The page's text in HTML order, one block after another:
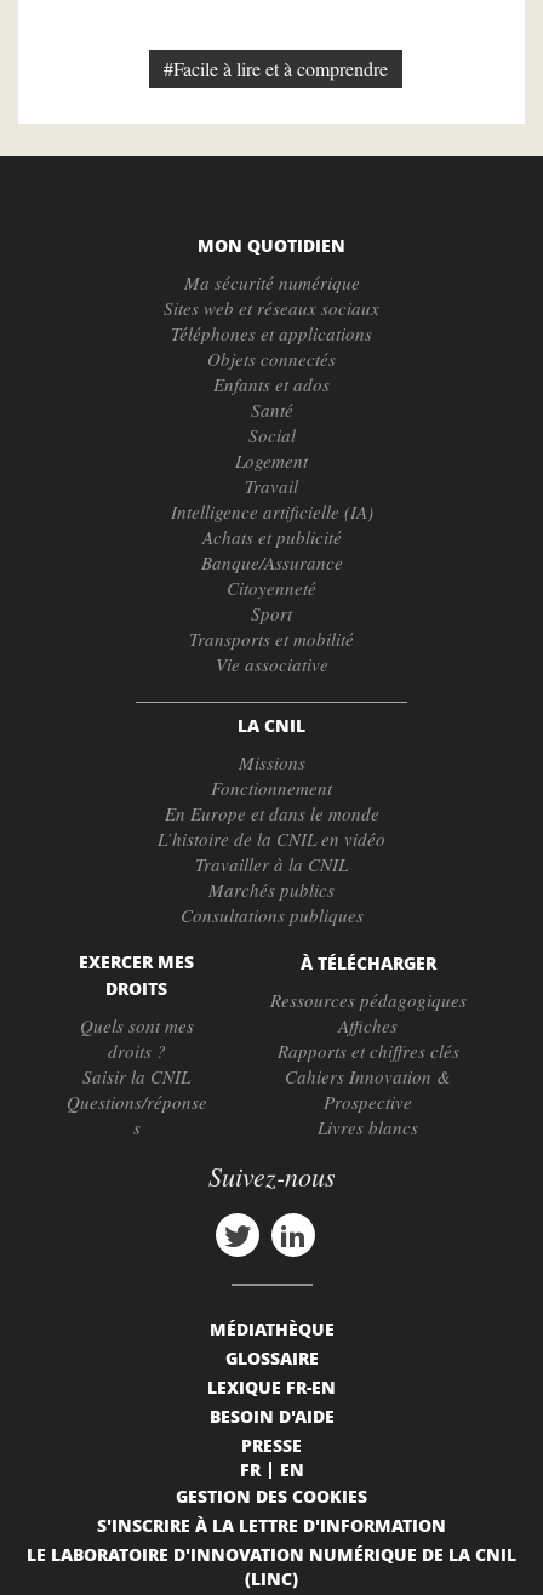
#Facile à lire et à comprendre
MON QUOTIDIEN
Ma sécurité numérique
Sites web et réseaux sociaux
Téléphones et applications
Objets connectés
Enfants et ados
Santé
Social
Logement
Travail
Intelligence artificielle (IA)
Achats et publicité
Banque/Assurance
Citoyenneté
Sport
Transports et mobilité
Vie associative
LA CNIL
Missions
Fonctionnement
En Europe et dans le monde
L’histoire de la CNIL en vidéo
Travailler à la CNIL
Marchés publics
Consultations publiques
EXERCER MES
DROITS
Quels sont mes
droits ?
Saisir la CNIL
Questions/réponse
s
À TÉLÉCHARGER
Ressources pédagogiques
Affiches
Rapports et chiffres clés
Cahiers Innovation &
Prospective
Livres blancs
Suivez-nous
MÉDIATHÈQUE
GLOSSAIRE
LEXIQUE FR-EN
BESOIN D'AIDE
PRESSE
FR
EN
GESTION DES COOKIES
S'INSCRIRE À LA LETTRE D'INFORMATION
LE LABORATOIRE D'INNOVATION NUMÉRIQUE DE LA CNIL
(LINC)